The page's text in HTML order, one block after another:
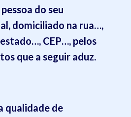
do seu
domiciliado na rua…,
CEP…, pelos
que a seguir aduz.
qualidade de